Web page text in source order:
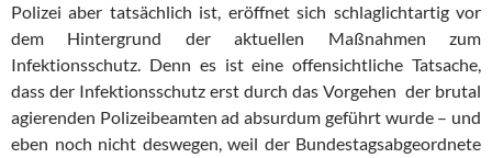
Polizei aber tatsächlich ist, eröffnet sich schlaglichtartig vor
dem Hintergrund der aktuellen Maßnahmen zum
Infektionsschutz. Denn es ist eine offensichtliche Tatsache,
dass der Infektionsschutz erst durch das Vorgehen der brutal
agierenden Polizeibeamten ad absurdum geführt wurde – und
eben noch nicht deswegen, weil der Bundestagsabgeordnete